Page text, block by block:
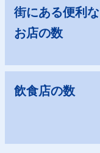
街にある便利な
お店の数
飲食店の数